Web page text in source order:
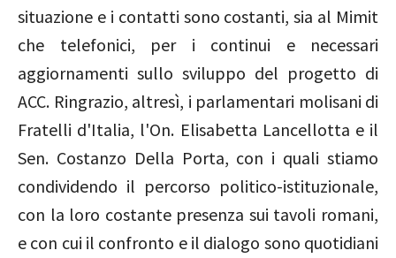
situazione e i contatti sono costanti, sia al Mimit
che telefonici, per i continui e necessari
aggiornamenti sullo sviluppo del progetto di
ACC. Ringrazio, altresì, i parlamentari molisani di
Fratelli d'Italia, l'On. Elisabetta Lancellotta e il
Sen. Costanzo Della Porta, con i quali stiamo
condividendo il percorso politico-istituzionale,
con la loro costante presenza sui tavoli romani,
e con cui il confronto e il dialogo sono quotidiani